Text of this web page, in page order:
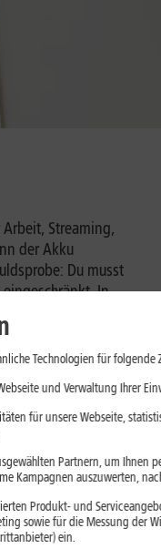
Streaming,
der Akku
Du musst
In
und praxisnahe
Lebensdauer
länger
Technologien für folgende
und Verwaltung Ihrer
für unsere Webseite,
Partnern, um Ihnen
Kampagnen auszuwerten,
Produkt- und
sowie für die Messung der
ein.